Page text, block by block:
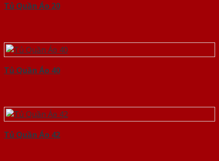
Tủ Quần Áo 20
Tủ Quần Áo 40
Tủ Quần Áo 42